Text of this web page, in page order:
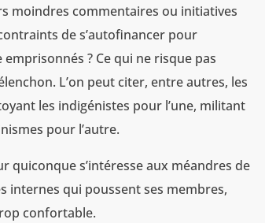
moindres commentaires ou initiatives
de s’autofinancer pour
? Ce qui ne risque pas
L’on peut citer, entre autres, les
les indigénistes pour l’une, militant
pour l’autre.
quiconque s’intéresse aux méandres de
internes qui poussent ses membres,
confortable.